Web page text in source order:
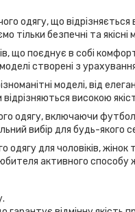
одягу, що
тільки безпечні та
що поєднує в собі
створені з
моделі, від
відрізняються високою
одягу, включаючи
вибір для будь-якого
для чоловіків,
активного способу